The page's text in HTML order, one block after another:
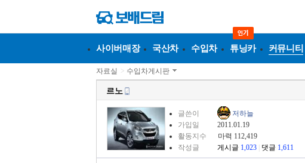
사이버매장 국산차 수입차 튜닝카 커뮤니티
자료실 > 수입차게시판
르노
글쓴이
저하늘
가입일
2011.01.19
활동지수
마력 112,419
작성글
게시글 1,023 댓글 1,611